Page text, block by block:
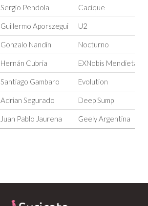
Sergio Pendola Cacique
Guillermo Aporszegui U2
Gonzalo Nandin Nocturno
Hernán Cubria EXNobis Mendieta
Santiago Gambaro Evolution
Adrian Segurado Deep Sump
Juan Pablo Jaurena Geely Argentina